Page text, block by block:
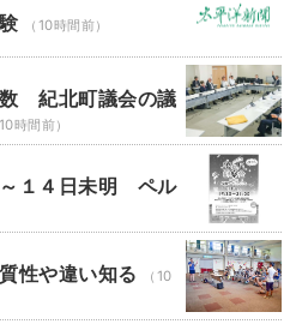
（10時間前）
数 紀北町議会の議
10時間前）
１４日未明 ペル
性や違い知る
（10